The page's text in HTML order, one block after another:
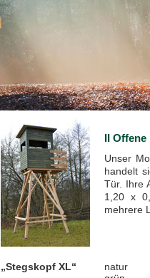
II Offene
Unser
handelt
Tür. Ihre
1,20 x
mehrere
„Stegskopf XL“
natur